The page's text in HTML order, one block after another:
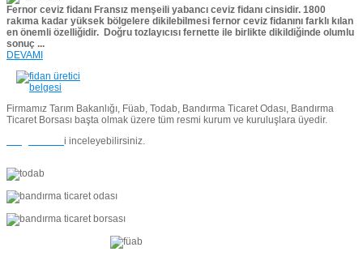
Fernor ceviz fidanı Fransız menşeili yabancı ceviz fidanı cinsidir. 1800
rakıma kadar yüksek bölgelere dikilebilmesi fernor ceviz fidanını farklı kılan
en önemli özelliğidir. Doğru tozlayıcısı fernette ile birlikte dikildiğinde olumlu
sonuç ...
DEVAMI
Firmamız Tarım Bakanlığı, Füab, Todab, Bandırma Ticaret Odası, Bandırma
Ticaret Borsası başta olmak üzere tüm resmi kurum ve kuruluşlara üyedir.
i inceleyebilirsiniz.